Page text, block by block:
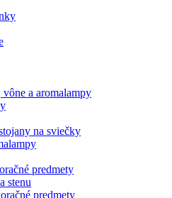
a aromalampy
na sviečky
predmety
stenu
predmety